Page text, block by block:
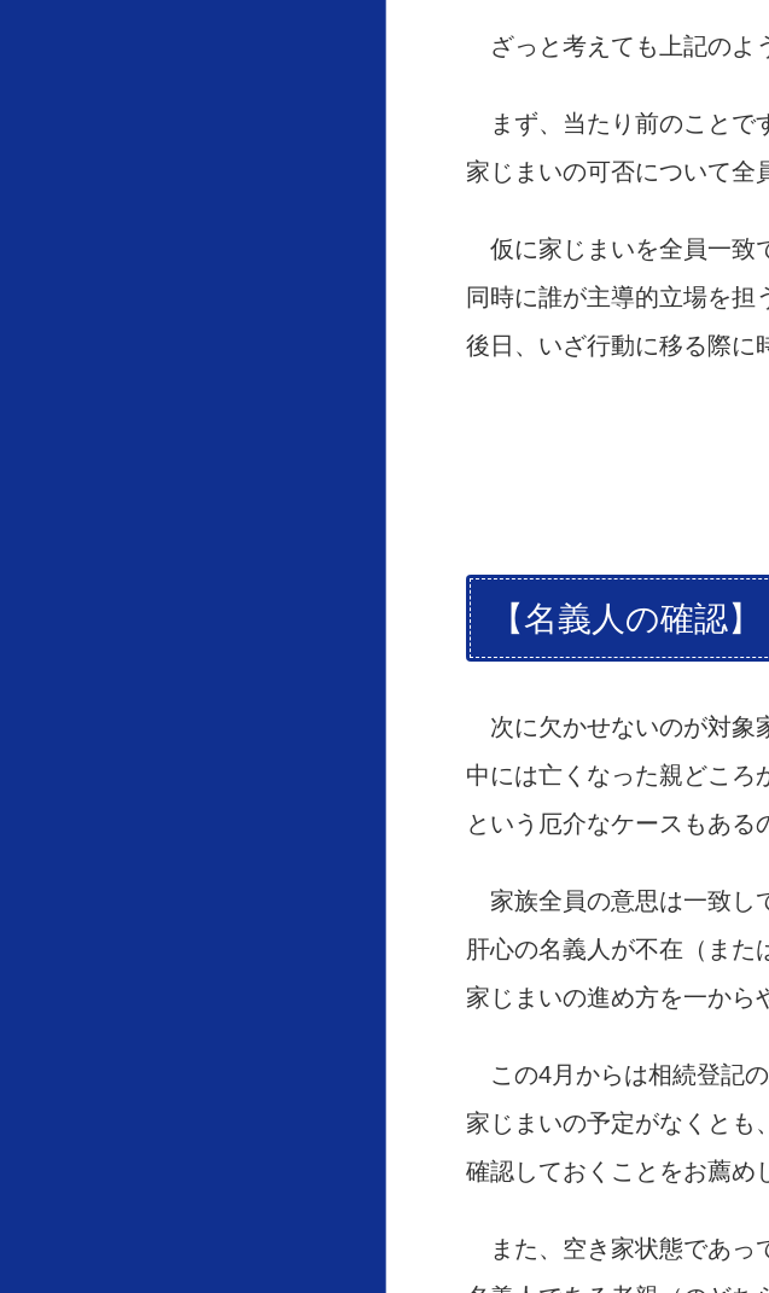
ざっと考えても上記のよ
まず、当たり前のことで
家じまいの可否について全
仮に家じまいを全員一致
同時に誰が主導的立場を担
後日、いざ行動に移る際に
【名義人の確認】
次に欠かせないのが対象
中には亡くなった親どころ
という厄介なケースもある
家族全員の意思は一致し
肝心の名義人が不在（また
家じまいの進め方を一から
この4月からは相続登記の
家じまいの予定がなくとも
確認しておくことをお薦め
また、空き家状態であっ